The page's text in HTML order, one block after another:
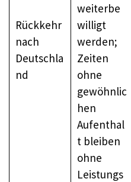
Rückkehr
nach
Deutschla
nd
weiterbe
willigt
werden;
Zeiten
ohne
gewöhnlic
hen
Aufenthal
t bleiben
ohne
Leistungs